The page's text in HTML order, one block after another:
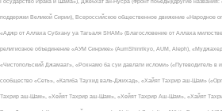
поддержки Великой Сирии), Всероссийское общественное движение «Народное
«Аджр от Аллаха Субхану уа Тагьаля SHAM» (Благословение от Аллаха
религиозное объединение «АУМ Синрике» (AumShinrikyo, AUM, Aleph),
«Чистопольский Джамаат», «Рохнамо ба суи давлати исломи» («Путеводитель в
сообщество «Сеть», «Катиба Таухид валь-Джихад», «Хайят Тахрир аш-Шам»
Тахрир аш-Шам», «Хейят Тахрир аш-Шам», «Хейят Тахрир Аш-Шам», «Хайят